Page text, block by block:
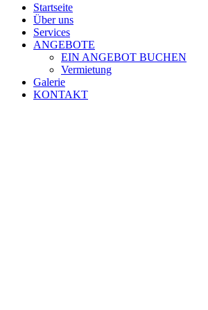
Startseite
Über uns
Services
ANGEBOTE
EIN ANGEBOT BUCHEN
Vermietung
Galerie
KONTAKT